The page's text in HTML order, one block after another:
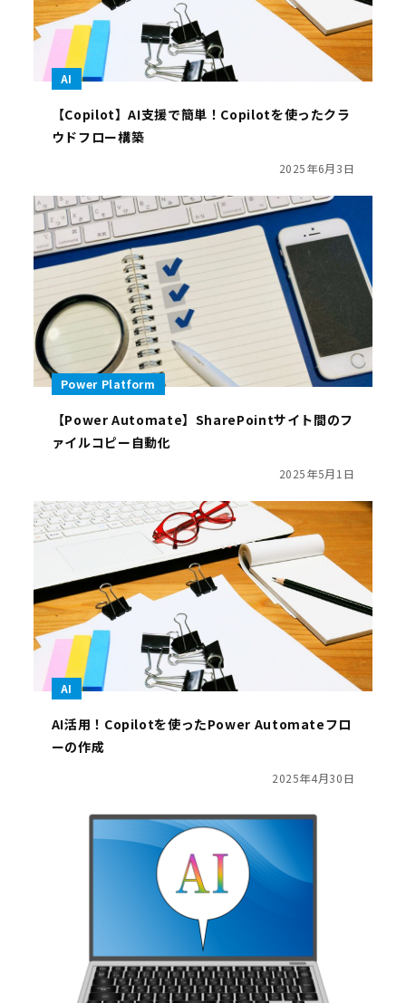
AI
【Copilot】AI支援で簡単！Copilotを使ったクラ
ウドフロー構築
2025年6月3日
Power Platform
【Power Automate】SharePointサイト間のフ
ァイルコピー自動化
2025年5月1日
AI
AI活用！Copilotを使ったPower Automateフロ
ーの作成
2025年4月30日